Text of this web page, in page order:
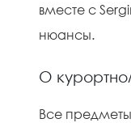
вместе с
нюансы.
О
Все